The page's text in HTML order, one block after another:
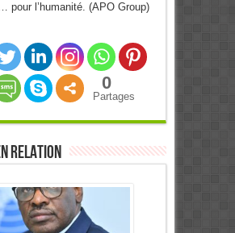
pour l’humanité. (APO Group)
0
Partages
relation